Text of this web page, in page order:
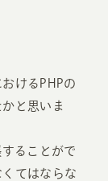
けるPHPの
と思いま
ることがで
てはならな